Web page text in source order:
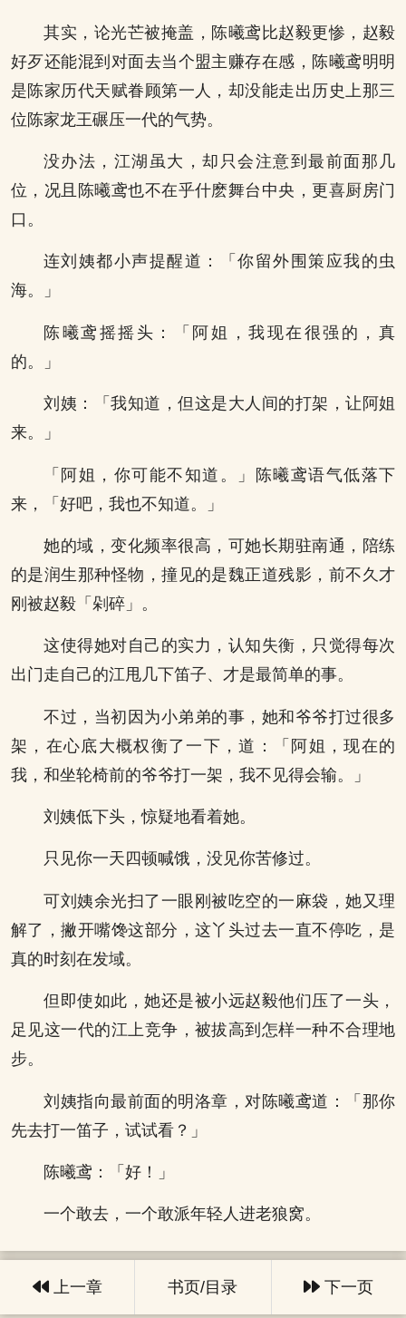
其实，论光芒被掩盖，陈曦鸢比赵毅更惨，赵毅
好歹还能混到对面去当个盟主赚存在感，陈曦鸢明明
是陈家历代天赋眷顾第一人，却没能走出历史上那三
位陈家龙王碾压一代的气势。
没办法，江湖虽大，却只会注意到最前面那几
位，况且陈曦鸢也不在乎什麽舞台中央，更喜厨房门
口。
连刘姨都小声提醒道：「你留外围策应我的虫
海。」
陈曦鸢摇摇头：「阿姐，我现在很强的，真
的。」
刘姨：「我知道，但这是大人间的打架，让阿姐
来。」
「阿姐，你可能不知道。」陈曦鸢语气低落下
来，「好吧，我也不知道。」
她的域，变化频率很高，可她长期驻南通，陪练
的是润生那种怪物，撞见的是魏正道残影，前不久才
刚被赵毅「剁碎」。
这使得她对自己的实力，认知失衡，只觉得每次
出门走自己的江甩几下笛子、才是最简单的事。
不过，当初因为小弟弟的事，她和爷爷打过很多
架，在心底大概权衡了一下，道：「阿姐，现在的
我，和坐轮椅前的爷爷打一架，我不见得会输。」
刘姨低下头，惊疑地看着她。
只见你一天四顿喊饿，没见你苦修过。
可刘姨余光扫了一眼刚被吃空的一麻袋，她又理
解了，撇开嘴馋这部分，这丫头过去一直不停吃，是
真的时刻在发域。
但即使如此，她还是被小远赵毅他们压了一头，
足见这一代的江上竞争，被拔高到怎样一种不合理地
步。
刘姨指向最前面的明洛章，对陈曦鸢道：「那你
先去打一笛子，试试看？」
陈曦鸢：「好！」
一个敢去，一个敢派年轻人进老狼窝。
上一章 书页/目录 下一页